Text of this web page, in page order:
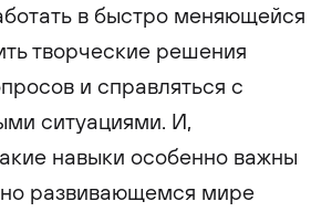
в быстро меняющейся
творческие решения
и справляться с
ситуациями. И,
навыки особенно важны
развивающемся мире